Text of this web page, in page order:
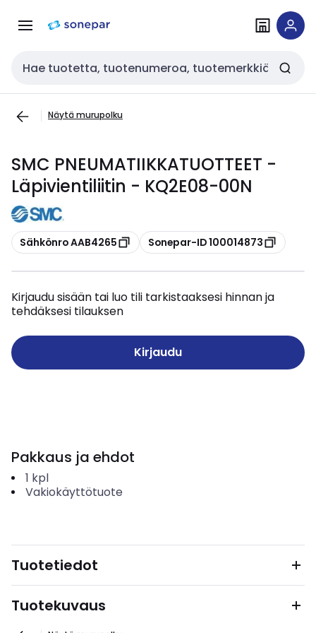
navigointiinsisältöön
Haku
Näytä murupolku
SMC PNEUMATIIKKATUOTTEET -
Läpivientiliitin - KQ2E08-00N
Kopioi
Sähkönro AAB4265 Kopioi
Sonepar-ID 100014873
Kirjaudu sisään tai luo tili tarkistaaksesi hinnan ja
tehdäksesi tilauksen
Kirjaudu
Pakkaus ja ehdot
1 kpl
Vakiokäyttötuote
Tuotetiedot
Tuotekuvaus